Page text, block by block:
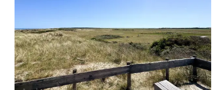
Sporten
Zwembaden